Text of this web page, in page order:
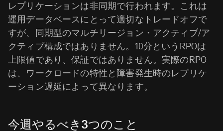
レプリケーションは非同期で行われます。これは
運用データベースにとって適切なトレードオフで
すが、同期型のマルチリージョン・アクティブ/ア
クティブ構成ではありません。10分というRPOは
上限値であり、保証ではありません。実際のRPO
は、ワークロードの特性と障害発生時のレプリケ
ーション遅延によって異なります。
今週やるべき3つのこと